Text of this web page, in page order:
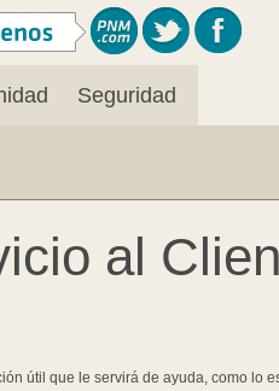
Seguridad
al
útil que le servirá de ayuda, como lo